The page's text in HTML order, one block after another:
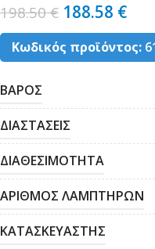
198.50€ 188.58 €
Κωδικός προϊόντος:
ΒΑΡΟΣ
ΔΙΑΣΤΑΣΕΙΣ
ΔΙΑΘΕΣΙΜΟΤΗΤΑ
ΑΡΙΘΜΟΣ ΛΑΜΠΤΗΡΩΝ
ΚΑΤΑΣΚΕΥΑΣΤΗΣ